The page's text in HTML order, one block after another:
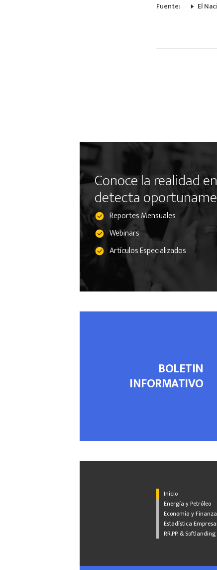
Fuente: El
Conoce la realidad en
detecta
Reportes Mensuales
Webinars
Artículos Especializados
BOLETIN
INFORMATIVO
Inicio
Energía y Petróleo
Economía y
Estadística
RR.PP. & Softlanding